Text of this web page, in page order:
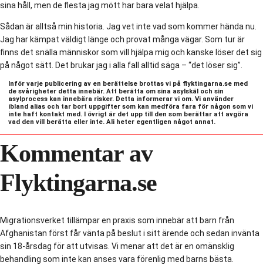
sina håll, men de flesta jag mött har bara velat hjälpa.
Sådan är alltså min historia. Jag vet inte vad som kommer hända nu.
Jag har kämpat väldigt länge och provat många vägar. Som tur är
finns det snälla människor som vill hjälpa mig och kanske löser det sig
på något sätt. Det brukar jag i alla fall alltid säga – “det löser sig”.
Inför varje publicering av en berättelse brottas vi på flyktingarna.se med
de svårigheter detta innebär. Att berätta om sina asylskäl och sin
asylprocess kan innebära risker. Detta informerar vi om. Vi använder
ibland alias och tar bort uppgifter som kan medföra fara för någon som vi
inte haft kontakt med. I övrigt är det upp till den som berättar att avgöra
vad den vill berätta eller inte. Ali heter egentligen något annat.
Kommentar av
Flyktingarna.se
Migrationsverket tillämpar en praxis som innebär att barn från
Afghanistan först får vänta på beslut i sitt ärende och sedan invänta
sin 18-årsdag för att utvisas. Vi menar att det är en omänsklig
behandling som inte kan anses vara förenlig med barns bästa.